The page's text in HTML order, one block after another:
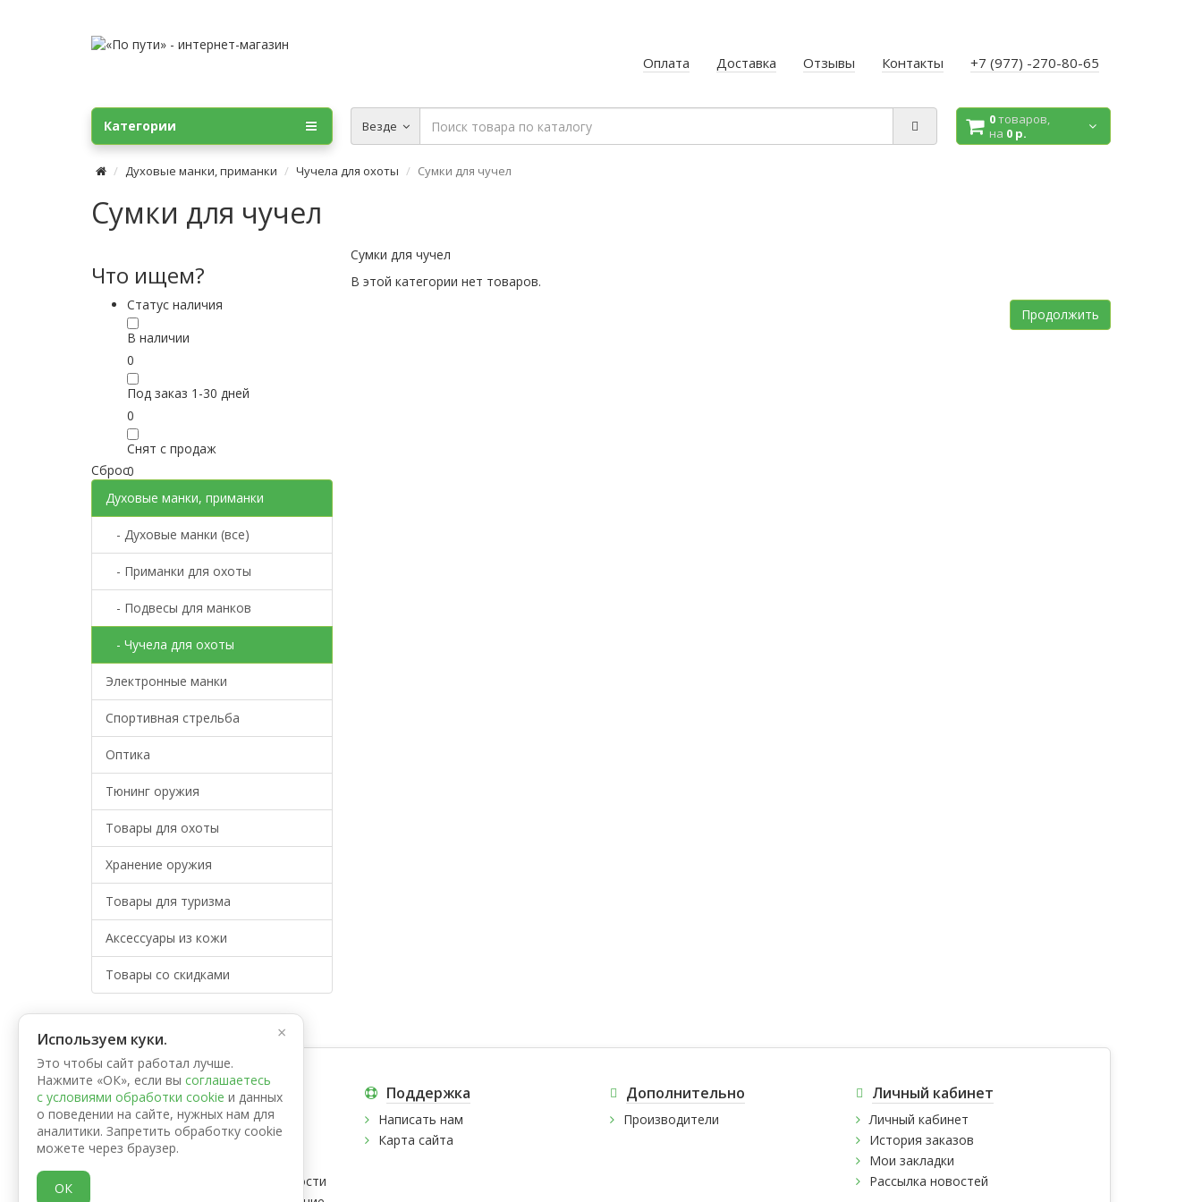
Оплата Доставка Отзывы Контакты +7 (977) -270-80-65
Везде 0товаров,
на 0 р.
Категории
Духовые манки, приманки Чучела для охоты Сумки для чучел
Сумки для чучел
Что ищем?
Статус наличия
В наличии
0
Под заказ 1-30 дней
0
Снят с продаж
0
Пошив на заказ
0
Сброс
Духовые манки, приманки
- Духовые манки (все)
- Приманки для охоты
- Подвесы для манков
- Чучела для охоты
Электронные манки
Спортивная стрельба
Оптика
Тюнинг оружия
Товары для охоты
Хранение оружия
Товары для туризма
Аксессуары из кожи
Товары со скидками
Сумки для чучел
В этой категории нет товаров.
Продолжить
Информация
О нас
Контакты
Оплата
Политика конфиденциальности
Поддержка
Написать нам
Карта сайта
Дополнительно
Производители
Личный кабинет
Личный кабинет
История заказов
Мои закладки
Рассылка новостей
×
Используем куки.
Это чтобы сайт работал лучше.
Нажмите «ОК», если вы соглашаетесь
с условиями обработки cookie и данных
о поведении на сайте, нужных нам для
аналитики. Запретить обработку cookie
можете через браузер.
ОК